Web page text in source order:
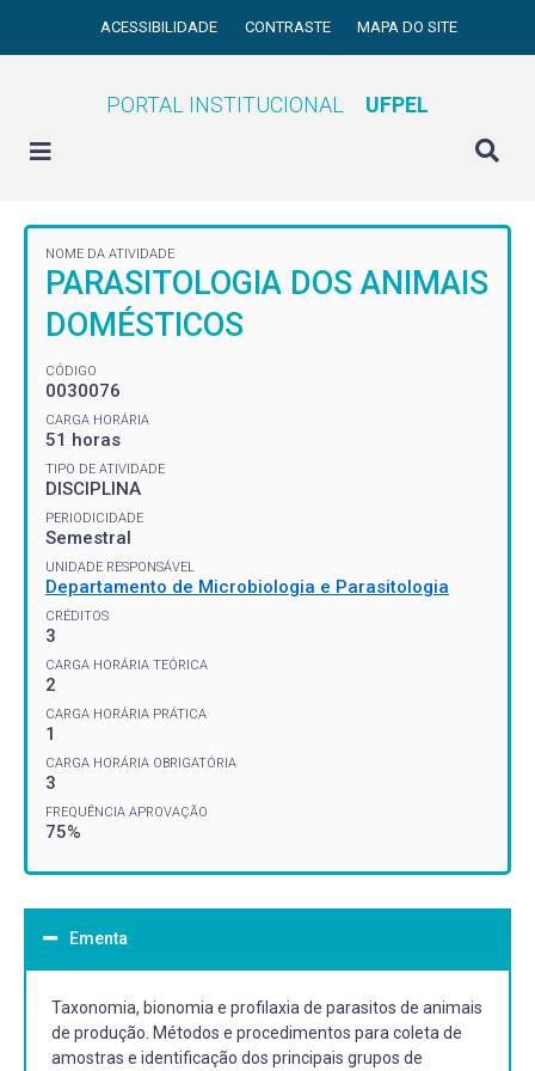
ACESSIBILIDADE CONTRASTE MAPA DO SITE
PORTAL INSTITUCIONAL UFPEL
NOME DA ATIVIDADE
PARASITOLOGIA DOS ANIMAIS
DOMÉSTICOS
CÓDIGO
0030076
CARGA HORÁRIA
51 horas
TIPO DE ATIVIDADE
DISCIPLINA
PERIODICIDADE
Semestral
UNIDADE RESPONSÁVEL
Departamento de Microbiologia e Parasitologia
CRÉDITOS
3
CARGA HORÁRIA TEÓRICA
2
CARGA HORÁRIA PRÁTICA
1
CARGA HORÁRIA OBRIGATÓRIA
3
FREQUÊNCIA APROVAÇÃO
75%
Ementa
Taxonomia, bionomia e profilaxia de parasitos de animais
de produção. Métodos e procedimentos para coleta de
amostras e identificação dos principais grupos de